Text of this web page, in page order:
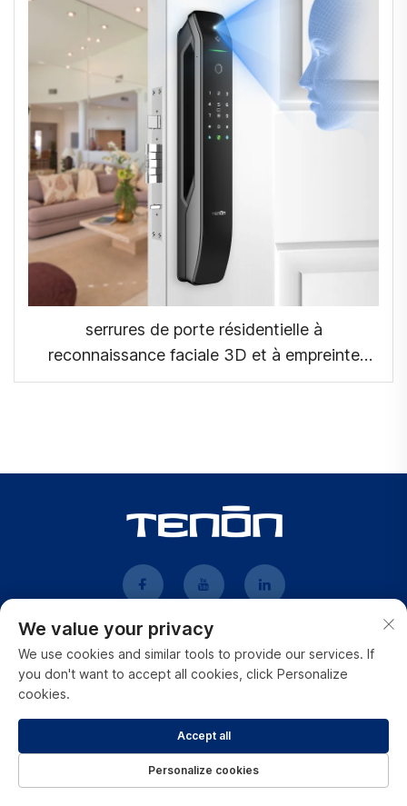
serrures de porte résidentielle à
reconnaissance faciale 3D et à empreinte
digitale Tenon A6 Pro
Liens rapides
À Propos De Nous
Produits
We value your privacy
We use cookies and similar tools to provide our services. If
you don't want to accept all cookies, click Personalize
cookies.
Personalize cookies
Accept all